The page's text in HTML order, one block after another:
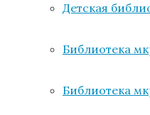
Детская
Библиотека
Библиотека